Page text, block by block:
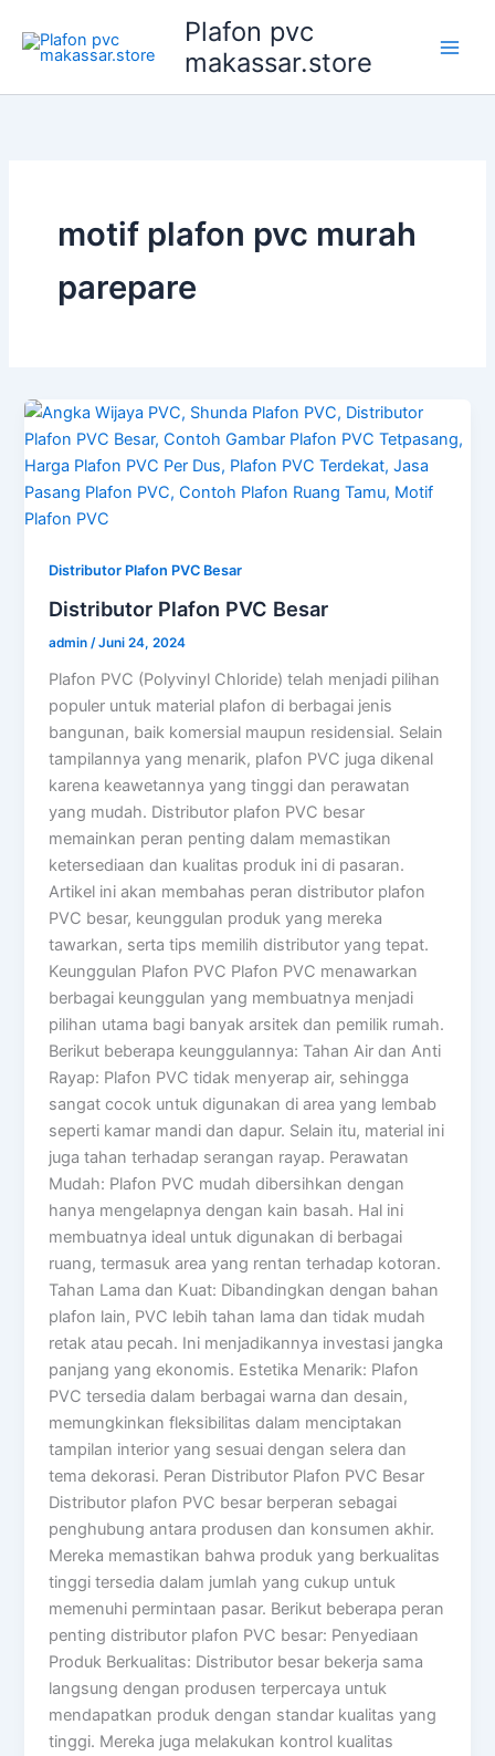
konten
Plafon pvc
makassar.store
motif plafon pvc murah
parepare
Distributor Plafon PVC Besar
Distributor Plafon PVC Besar
admin /Juni 24, 2024
Plafon PVC (Polyvinyl Chloride) telah menjadi pilihan
populer untuk material plafon di berbagai jenis
bangunan, baik komersial maupun residensial. Selain
tampilannya yang menarik, plafon PVC juga dikenal
karena keawetannya yang tinggi dan perawatan
yang mudah. Distributor plafon PVC besar
memainkan peran penting dalam memastikan
ketersediaan dan kualitas produk ini di pasaran.
Artikel ini akan membahas peran distributor plafon
PVC besar, keunggulan produk yang mereka
tawarkan, serta tips memilih distributor yang tepat.
Keunggulan Plafon PVC Plafon PVC menawarkan
berbagai keunggulan yang membuatnya menjadi
pilihan utama bagi banyak arsitek dan pemilik rumah.
Berikut beberapa keunggulannya: Tahan Air dan Anti
Rayap: Plafon PVC tidak menyerap air, sehingga
sangat cocok untuk digunakan di area yang lembab
seperti kamar mandi dan dapur. Selain itu, material ini
juga tahan terhadap serangan rayap. Perawatan
Mudah: Plafon PVC mudah dibersihkan dengan
hanya mengelapnya dengan kain basah. Hal ini
membuatnya ideal untuk digunakan di berbagai
ruang, termasuk area yang rentan terhadap kotoran.
Tahan Lama dan Kuat: Dibandingkan dengan bahan
plafon lain, PVC lebih tahan lama dan tidak mudah
retak atau pecah. Ini menjadikannya investasi jangka
panjang yang ekonomis. Estetika Menarik: Plafon
PVC tersedia dalam berbagai warna dan desain,
memungkinkan fleksibilitas dalam menciptakan
tampilan interior yang sesuai dengan selera dan
tema dekorasi. Peran Distributor Plafon PVC Besar
Distributor plafon PVC besar berperan sebagai
penghubung antara produsen dan konsumen akhir.
Mereka memastikan bahwa produk yang berkualitas
tinggi tersedia dalam jumlah yang cukup untuk
memenuhi permintaan pasar. Berikut beberapa peran
penting distributor plafon PVC besar: Penyediaan
Produk Berkualitas: Distributor besar bekerja sama
langsung dengan produsen terpercaya untuk
mendapatkan produk dengan standar kualitas yang
tinggi. Mereka juga melakukan kontrol kualitas